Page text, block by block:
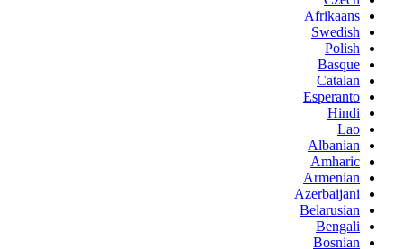
Afrikaans
Swedish
Polish
Basque
Catalan
Esperanto
Hindi
Lao
Albanian
Amharic
Armenian
Azerbaijani
Belarusian
Bengali
Bosnian